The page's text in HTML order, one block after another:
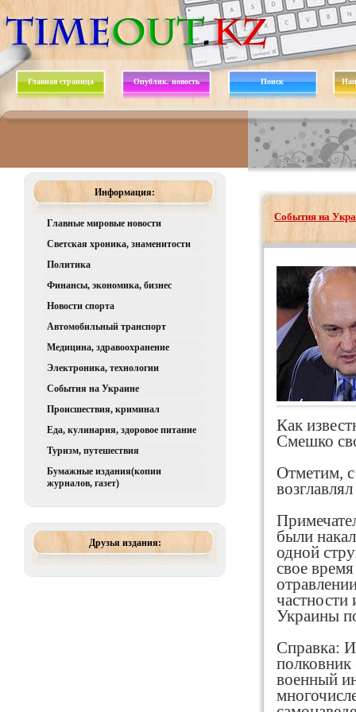
Главная страница Опублик. новость Поиск
Информация:
Главные мировые новости
Светская хроника, знаменитости
Политика
Финансы, экономика, бизнес
Новости спорта
Автомобильный транспорт
Медицина, здравоохранение
Электроника, технологии
События на Украине
Происшествия, криминал
Еда, кулинария, здоровое питание
Туризм, путешествия
Бумажные издания(копии
журналов, газет)
Друзья издания:
События на
Как
Смешко
Отметим,
были
одной
свое
частности
Украины
Справка:
военный